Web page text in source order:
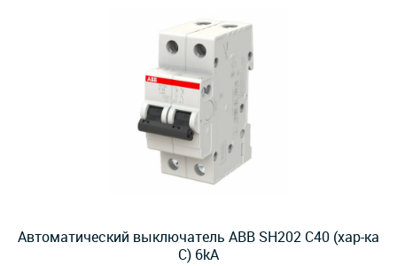
Автоматический выключатель ABB SH202 C40 (хар-ка
C) 6kA